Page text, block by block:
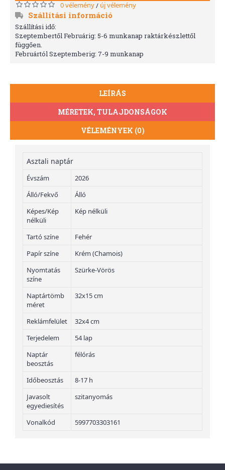
0 vélemény/ új vélemény
Szállítási információ
Szállítási idő:
Szeptembertől Februárig: 5-6 munkanap raktárkészlettől
függően.
Februártól Szeptemberig: 7-9 munkanap
LEÍRÁS
MÉRETEK, TULAJDONSÁGOK
VÉLEMÉNYEK (0)
Asztali naptár
Évszám
2026
Álló/Fekvő
Álló
Képes/Kép
nélküli
Kép nélküli
Tartó színe
Fehér
Papír színe
Krém (Chamois)
Nyomtatás
színe
Szürke-Vörös
Naptártömb
méret
32x15 cm
Reklámfelület
32x4 cm
Terjedelem
54 lap
Naptár
beosztás
félórás
Időbeosztás
8-17 h
Javasolt
egyediesítés
szitanyomás
Vonalkód 5997703303161